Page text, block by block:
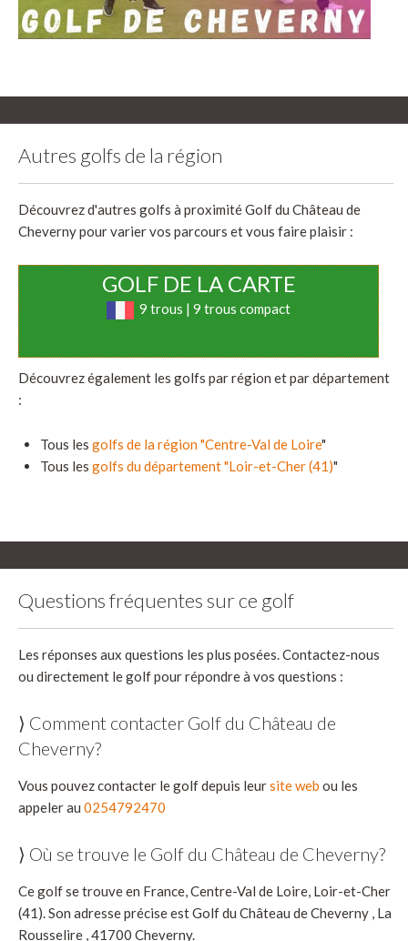
Autres golfs de la région
Découvrez d'autres golfs à proximité Golf du Château de
Cheverny pour varier vos parcours et vous faire plaisir :
GOLF DE LA CARTE
9 trous | 9 trous compact
Découvrez également les golfs par région et par département
:
Tous les golfs de la région "Centre-Val de Loire"
Tous les golfs du département "Loir-et-Cher (41)"
Questions fréquentes sur ce golf
Les réponses aux questions les plus posées. Contactez-nous
ou directement le golf pour répondre à vos questions :
⟩ Comment contacter Golf du Château de
Cheverny?
Vous pouvez contacter le golf depuis leursite web ou les
appeler au 0254792470
⟩ Où se trouve le Golf du Château de Cheverny?
Ce golf se trouve en France, Centre-Val de Loire, Loir-et-Cher
(41). Son adresse précise est Golf du Château de Cheverny , La
Rousselire , 41700 Cheverny.